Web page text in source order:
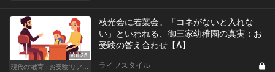
Vol.25
現代の“教育・お受験”リアルドキュメント
枝光会に若葉会。「コネがないと入れな
い」といわれる、御三家幼稚園の真実：お
受験の答え合わせ【A】
ライフスタイル